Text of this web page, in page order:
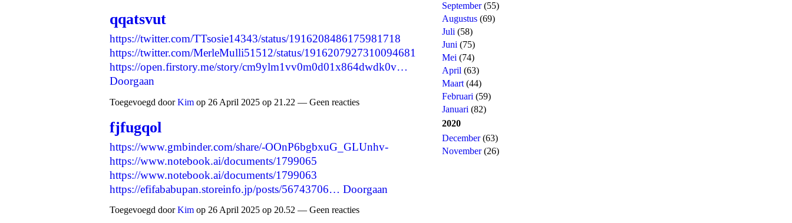
qqatsvut
https://twitter.com/TTsosie14343/status/1916208486175981718
https://twitter.com/MerleMulli51512/status/1916207927310094681
https://open.firstory.me/story/cm9ylm1vv0m0d01x864dwdk0v…
Doorgaan
Toegevoegd doorKim op 26 April 2025 op 21.22 — Geen reacties
fjfugqol
https://www.gmbinder.com/share/-OOnP6bgbxuG_GLUnhv-
https://www.notebook.ai/documents/1799065
https://www.notebook.ai/documents/1799063
https://efifababupan.storeinfo.jp/posts/56743706… Doorgaan
Toegevoegd doorKim op 26 April 2025 op 20.52 — Geen reacties
September(55)
Augustus (69)
Juli (58)
Juni (75)
Mei (74)
April (63)
Maart (44)
Februari (59)
Januari (82)
2020
December(63)
November(26)